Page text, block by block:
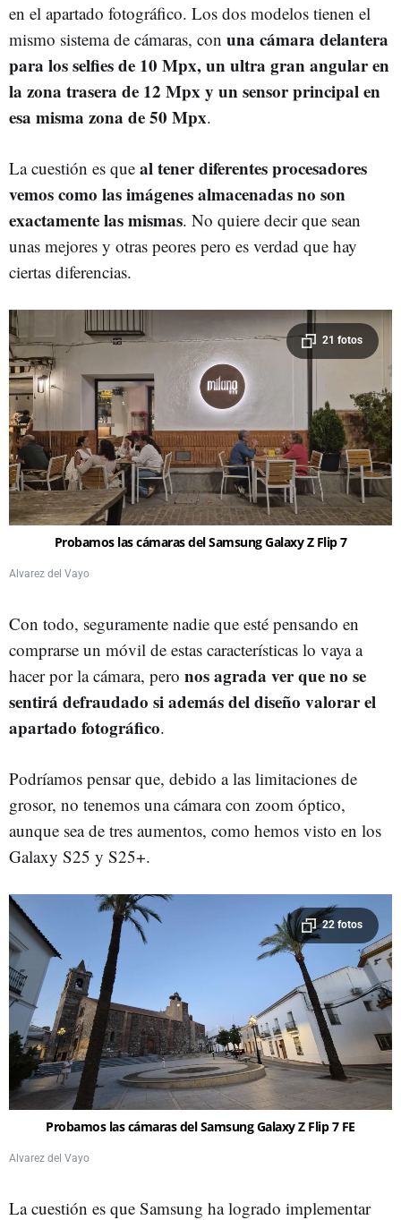
en el apartado fotográfico. Los dos modelos tienen el
mismo sistema de cámaras, con una cámara delantera
para los selfies de 10 Mpx, un ultra gran angular en
la zona trasera de 12 Mpx y un sensor principal en
esa misma zona de 50 Mpx.
La cuestión es que al tener diferentes procesadores
vemos como las imágenes almacenadas no son
exactamente las mismas. No quiere decir que sean
unas mejores y otras peores pero es verdad que hay
ciertas diferencias.
21 fotos
Probamos las cámaras del Samsung Galaxy Z Flip 7
Alvarez del Vayo
Con todo, seguramente nadie que esté pensando en
comprarse un móvil de estas características lo vaya a
hacer por la cámara, pero nos agrada ver que no se
sentirá defraudado si además del diseño valorar el
apartado fotográfico.
Podríamos pensar que, debido a las limitaciones de
grosor, no tenemos una cámara con zoom óptico,
aunque sea de tres aumentos, como hemos visto en los
Galaxy S25 y S25+.
22 fotos
Probamos las cámaras del Samsung Galaxy Z Flip 7 FE
Alvarez del Vayo
La cuestión es que Samsung ha logrado implementar